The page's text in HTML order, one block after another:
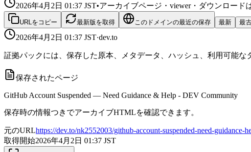
2026年4月2日 01:37 JST•アーカイブページ・viewer・ダウンロード
URLをコピー 最新版を取得 このドメインの最近の保存 最新 最
2026年4月2日 01:37 JST·dev.to
証拠パックには、保存した原本、メタデータ、ハッシュ、利用可能
保存されたページ
GitHub Account Suspended — Need Guidance & Help - DEV Community
保存時の情報つきでアーカイブHTMLを確認できます。
元のURLhttps://dev.to/nk2552003/github-account-suspended-need-guidance-
取得開始2026年4月2日 01:37 JST